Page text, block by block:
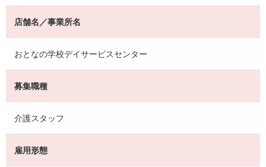
店舗名／事業所名
おとなの学校デイサービスセンター
募集職種
介護スタッフ
雇用形態